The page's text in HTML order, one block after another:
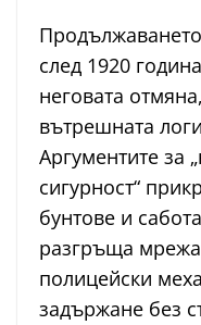
след 1920
неговата
вътрешната
Аргументите за
сигурност“
бунтове и
разгръща
полицейски
задържане без